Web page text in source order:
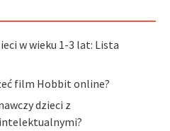
w wieku 1-3 lat: Lista
film Hobbit online?
dzieci z